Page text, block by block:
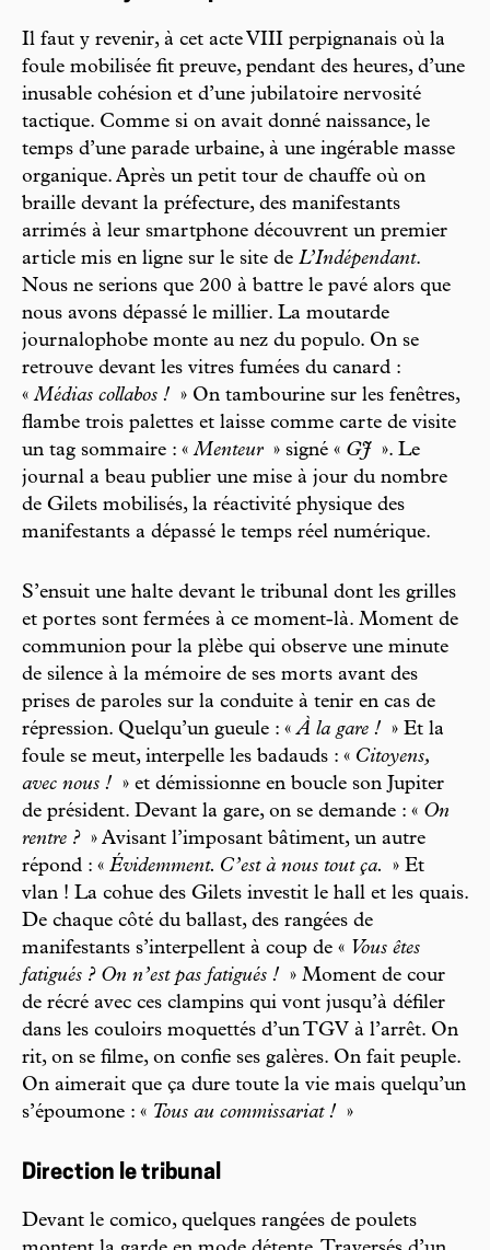
Il faut y revenir, à cet acte VIII perpignanais où la
foule mobilisée fit preuve, pendant des heures, d’une
inusable cohésion et d’une jubilatoire nervosité
tactique. Comme si on avait donné naissance, le
temps d’une parade urbaine, à une ingérable masse
organique. Après un petit tour de chauffe où on
braille devant la préfecture, des manifestants
arrimés à leur smartphone découvrent un premier
article mis en ligne sur le site de L’Indépendant.
Nous ne serions que 200 à battre le pavé alors que
nous avons dépassé le millier. La moutarde
journalophobe monte au nez du populo. On se
retrouve devant les vitres fumées du canard :
«Médias collabos ! » On tambourine sur les fenêtres,
flambe trois palettes et laisse comme carte de visite
un tag sommaire : «Menteur » signé « GJ ». Le
journal a beau publier une mise à jour du nombre
de Gilets mobilisés, la réactivité physique des
manifestants a dépassé le temps réel numérique.
S’ensuit une halte devant le tribunal dont les grilles
et portes sont fermées à ce moment-là. Moment de
communion pour la plèbe qui observe une minute
de silence à la mémoire de ses morts avant des
prises de paroles sur la conduite à tenir en cas de
répression. Quelqu’un gueule : «À la gare ! » Et la
foule se meut, interpelle les badauds : « Citoyens,
avec nous ! » et démissionne en boucle son Jupiter
de président. Devant la gare, on se demande : « On
rentre ? » Avisant l’imposant bâtiment, un autre
répond : « Évidemment. C’est à nous tout ça.
» Et
vlan ! La cohue des Gilets investit le hall et les quais.
De chaque côté du ballast, des rangées de
manifestants s’interpellent à coup de « Vous êtes
fatigués ? On n’est pas fatigués ! » Moment de cour
de récré avec ces clampins qui vont jusqu’à défiler
dans les couloirs moquettés d’un TGV à l’arrêt. On
rit, on se filme, on confie ses galères. On fait peuple.
On aimerait que ça dure toute la vie mais quelqu’un
s’époumone : « Tous au commissariat ! »
Direction le tribunal
Devant le comico, quelques rangées de poulets